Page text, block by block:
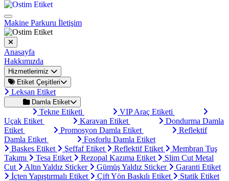
Makine Parkuru İletişim
Anasayfa
Hakkımızda
Hizmetlerimiz
Etiket Çeşitleri
Leksan Etiket
Damla Etiket
Tekne Etiketi
VIP Araç Etiketi
Uçak Etiket
Karavan Etiket
Dondurma Damla
Etiket
Promosyon Damla Etiket
Reflektif
Damla Etiket
Fosforlu Damla Etiket
Baskes Etiket
Şeffaf Etiket Reflektif Etiket
Membran Tuş
Takımı
Tesa Etiket Rezopal Kazıma Etiket
Slim Cut Metal
Cut
Altın Yaldız Sticker Gümüş Yaldız Sticker
Garanti Etiket
İçten Yapıştırmalı Etiket
Çift Yön Baskılı Etiket Statik Etiket